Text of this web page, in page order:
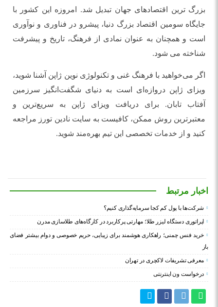
بزرگ ‌ترین اقتصادهای جهان تبدیل شد. امروزه این کشور با
جایگاه سومین اقتصاد بزرگ دنیا، پیشرو در فناوری و نوآوری
است و همچنان به عنوان نمادی از فرهنگ، تاریخ و پیشرفت
شناخته می ‌شود.
اگر می‌خواهید با فرهنگ غنی و تکنولوژی نوین ژاپن آشنا شوید،
ویزای ژاپن دروازه‌ای است به دنیای شگفت‌انگیز سرزمین
آفتاب تابان. برای دریافت ویزای ژاپن به سریع‌ترین و
معتبرترین روش ممکن، کافیست به سایت نادین تورز مراجعه
کنید و از خدمات تخصصی این تیم بهره‌مند شوید.
اخبار مرتبط
شرکت‌ها با پول کم کجا سرمایه‌گذاری کنیم؟
اپراتوری دستگاه لیزر طلا؛ مهارتی پرکاربرد در کارگاه‌های طلاسازی مدرن
خرید فنس چمنی؛ راهکاری هوشمند برای زیبایی، حریم خصوصی و دوام بیشتر فضای
باز
معرفی تشریفات لاکچری در تهران
درخواست ون اینترنتی